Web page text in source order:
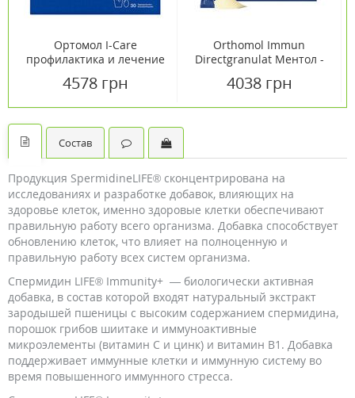
Ортомол I-Care
профилактика и лечение
инфекционных
4578 грн
Orthomol Immun
Directgranulat Ментол -
(восстановление
4038 грн
Состав
Продукция SpermidineLIFE® сконцентрирована на
исследованиях и разработке добавок, влияющих на
здоровье клеток, именно здоровые клетки обеспечивают
правильную работу всего организма. Добавка способствует
обновлению клеток, что влияет на полноценную и
правильную работу всех систем организма.
Cпермидин LIFE® Immunity+ — биологически активная
добавка, в состав которой входят натуральный экстракт
зародышей пшеницы с высоким содержанием спермидина,
порошок грибов шиитаке и иммуноактивные
микроэлементы (витамин С и цинк) и витамин В1. Добавка
поддерживает иммунные клетки и иммунную систему во
время повышенного иммунного стресса.